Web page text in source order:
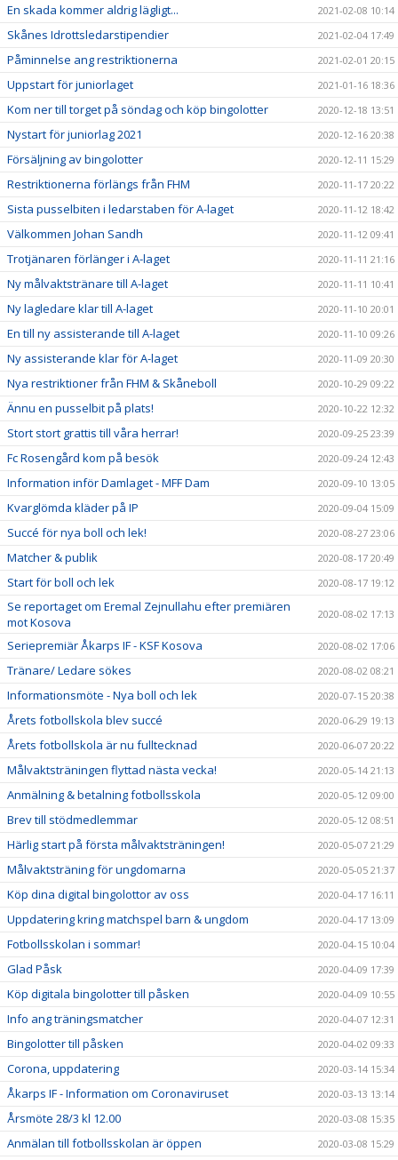
En skada kommer aldrig lägligt... 2021-02-08 10:14
Skånes Idrottsledarstipendier 2021-02-04 17:49
Påminnelse ang restriktionerna 2021-02-01 20:15
Uppstart för juniorlaget 2021-01-16 18:36
Kom ner till torget på söndag och köp bingolotter 2020-12-18 13:51
Nystart för juniorlag 2021 2020-12-16 20:38
Försäljning av bingolotter 2020-12-11 15:29
Restriktionerna förlängs från FHM 2020-11-17 20:22
Sista pusselbiten i ledarstaben för A-laget 2020-11-12 18:42
Välkommen Johan Sandh 2020-11-12 09:41
Trotjänaren förlänger i A-laget 2020-11-11 21:16
Ny målvaktstränare till A-laget 2020-11-11 10:41
Ny lagledare klar till A-laget 2020-11-10 20:01
En till ny assisterande till A-laget 2020-11-10 09:26
Ny assisterande klar för A-laget 2020-11-09 20:30
Nya restriktioner från FHM & Skåneboll 2020-10-29 09:22
Ännu en pusselbit på plats! 2020-10-22 12:32
Stort stort grattis till våra herrar! 2020-09-25 23:39
Fc Rosengård kom på besök 2020-09-24 12:43
Information inför Damlaget - MFF Dam 2020-09-10 13:05
Kvarglömda kläder på IP 2020-09-04 15:09
Succé för nya boll och lek! 2020-08-27 23:06
Matcher & publik 2020-08-17 20:49
Start för boll och lek 2020-08-17 19:12
Se reportaget om Eremal Zejnullahu efter premiären
mot Kosova
2020-08-02 17:13
Seriepremiär Åkarps IF - KSF Kosova 2020-08-02 17:06
Tränare/ Ledare sökes 2020-08-02 08:21
Informationsmöte - Nya boll och lek 2020-07-15 20:38
Årets fotbollskola blev succé 2020-06-29 19:13
Årets fotbollskola är nu fulltecknad 2020-06-07 20:22
Målvaktsträningen flyttad nästa vecka! 2020-05-14 21:13
Anmälning & betalning fotbollsskola 2020-05-12 09:00
Brev till stödmedlemmar 2020-05-12 08:51
Härlig start på första målvaktsträningen! 2020-05-07 21:29
Målvaktsträning för ungdomarna 2020-05-05 21:37
Köp dina digital bingolottor av oss 2020-04-17 16:11
Uppdatering kring matchspel barn & ungdom 2020-04-17 13:09
Fotbollsskolan i sommar! 2020-04-15 10:04
Glad Påsk 2020-04-09 17:39
Köp digitala bingolotter till påsken 2020-04-09 10:55
Info ang träningsmatcher 2020-04-07 12:31
Bingolotter till påsken 2020-04-02 09:33
Corona, uppdatering 2020-03-14 15:34
Åkarps IF - Information om Coronaviruset 2020-03-13 13:14
Årsmöte 28/3 kl 12.00 2020-03-08 15:35
Anmälan till fotbollsskolan är öppen 2020-03-08 15:29